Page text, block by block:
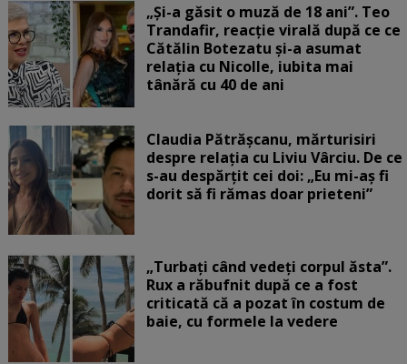
„Și-a găsit o muză de 18 ani”. Teo
Trandafir, reacție virală după ce ce
Cătălin Botezatu și-a asumat
relația cu Nicolle, iubita mai
tânără cu 40 de ani
Claudia Pătrășcanu, mărturisiri
despre relația cu Liviu Vârciu. De ce
s-au despărțit cei doi: „Eu mi-aș fi
dorit să fi rămas doar prieteni”
„Turbați când vedeți corpul ăsta”.
Rux a răbufnit după ce a fost
criticată că a pozat în costum de
baie, cu formele la vedere